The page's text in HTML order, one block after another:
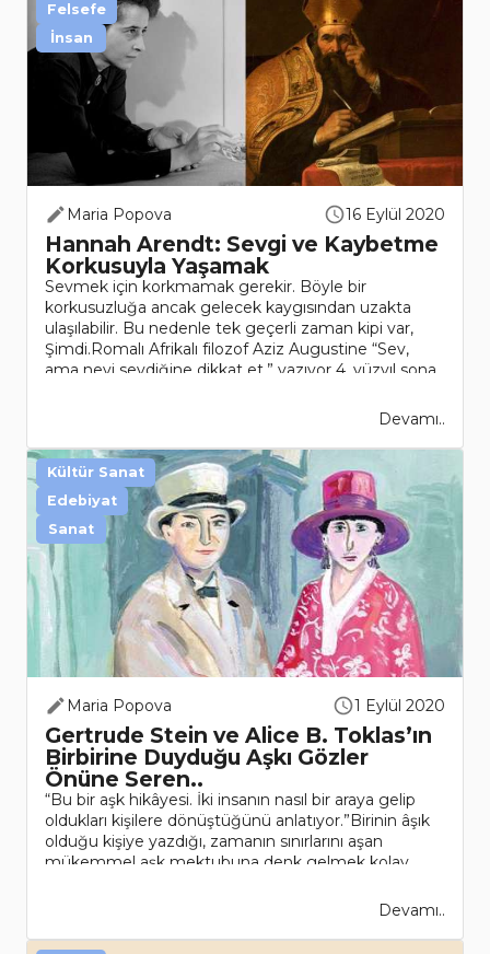
Maria Popova 16 Eylül 2020
Hannah Arendt: Sevgi ve Kaybetme
Korkusuyla Yaşamak
Sevmek için korkmamak gerekir. Böyle bir
korkusuzluğa ancak gelecek kaygısından uzakta
ulaşılabilir. Bu nedenle tek geçerli zaman kipi var,
Şimdi.Romalı Afrikalı filozof Aziz Augustine “Sev,
ama neyi sevdiğine dikkat et,” yazıyor 4. yüzyıl sona
Devamı..
Felsefe
İnsan
Maria Popova 1 Eylül 2020
Gertrude Stein ve Alice B. Toklas’ın
Birbirine Duyduğu Aşkı Gözler
Önüne Seren..
“Bu bir aşk hikâyesi. İki insanın nasıl bir araya gelip
oldukları kişilere dönüştüğünü anlatıyor.”Birinin âşık
olduğu kişiye yazdığı, zamanın sınırlarını aşan
mükemmel aşk mektubuna denk gelmek kolay
Devamı..
Kültür Sanat
Edebiyat
Sanat